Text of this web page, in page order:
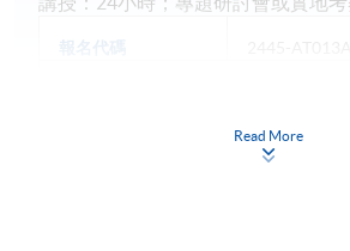
報名代碼
Read More